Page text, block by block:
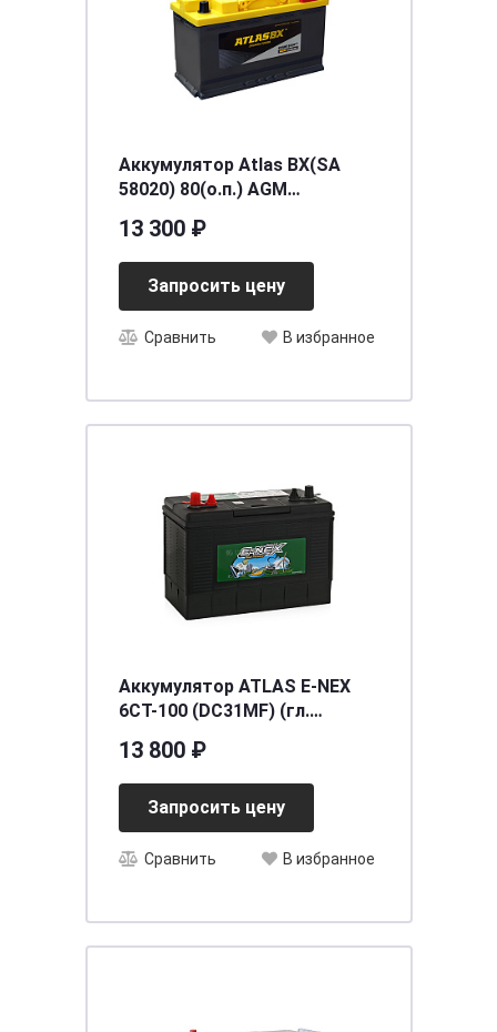
Аккумулятор Atlas BX(SA
58020) 80(о.п.) AGM
13 300 ₽
Запросить цену
Сравнить В избранное
Аккумулятор ATLAS E-NEX
6СТ-100 (DC31MF) (гл.
13 800 ₽
Запросить цену
Сравнить В избранное